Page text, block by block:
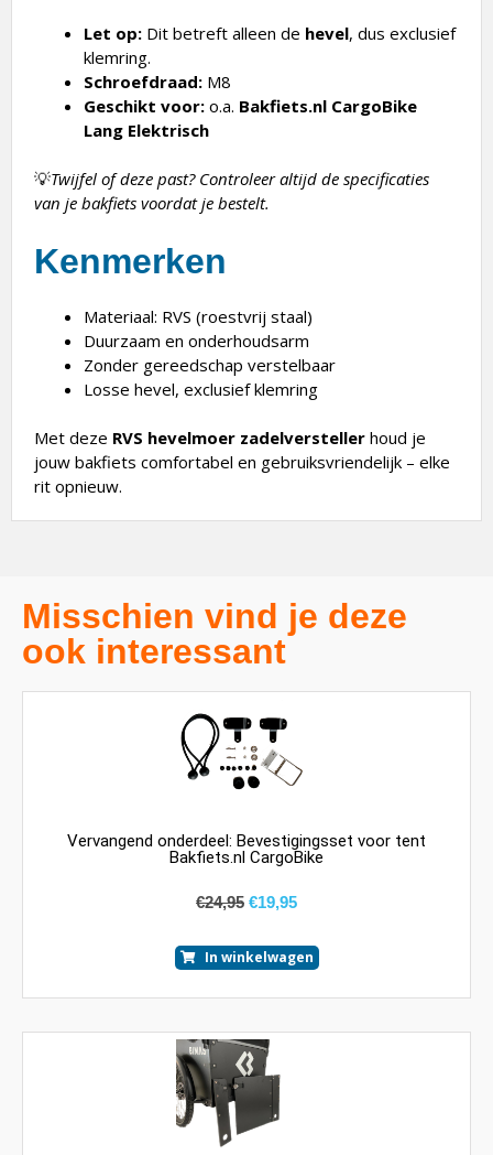
Let op: Dit betreft alleen de hevel, dus exclusief
klemring.
Schroefdraad: M8
Geschikt voor: o.a. Bakfiets.nl CargoBike
Lang Elektrisch
💡Twijfel of deze past? Controleer altijd de specificaties
van je bakfiets voordat je bestelt.
Kenmerken
Materiaal: RVS (roestvrij staal)
Duurzaam en onderhoudsarm
Zonder gereedschap verstelbaar
Losse hevel, exclusief klemring
Met deze RVS hevelmoer zadelversteller houd je
jouw bakfiets comfortabel en gebruiksvriendelijk – elke
rit opnieuw.
Misschien vind je deze
ook interessant
Vervangend onderdeel: Bevestigingsset voor tent
Bakfiets.nl CargoBike
€24,95 €19,95
In winkelwagen